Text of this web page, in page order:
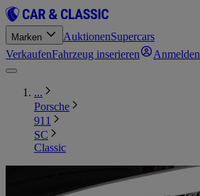
Marken AuktionenSupercars
VerkaufenFahrzeug inserieren Anmelden
...
Porsche
911
SC
Classic